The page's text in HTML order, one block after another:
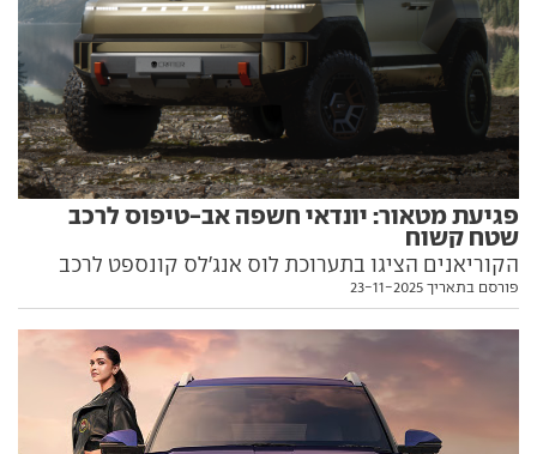
פגיעת מטאור: יונדאי חשפה אב-טיפוס לרכב
שטח קשוח
הקוריאנים הציגו בתערוכת לוס אנג'לס קונספט לרכב
שטח חדש, עם עיצוב 'בהשראת הטבע' והבטחה
פורסם בתאריך 23-11-2025